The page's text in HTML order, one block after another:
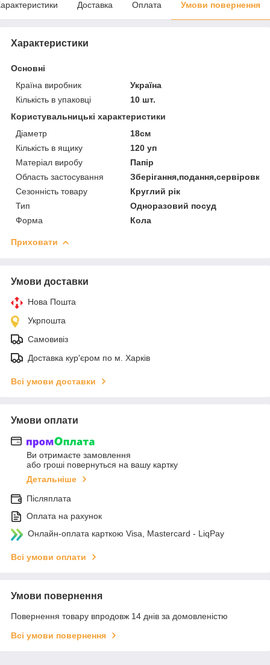
Доставка Оплата Умови повернення
Характеристики
Основні
Країна виробник
Україна
Кількість в упаковці
10 шт.
Користувальницькі характеристики
Діаметр
18см
Кількість в ящику
120 уп
Матеріал виробу
Папір
Область застосування
Зберігання,подання,сервіровка
Сезонність товару
Круглий рік
Тип
Одноразовий посуд
Форма
Кола
Приховати
Умови доставки
Нова Пошта
Укрпошта
Самовивіз
Доставка кур'єром по м. Харків
Всі умови доставки
Умови оплати
Ви отримаєте замовлення
або гроші повернуться на вашу картку
Детальніше
Післяплата
Оплата на рахунок
Онлайн-оплата карткою Visa, Mastercard - LiqPay
Всі умови оплати
Умови повернення
Повернення товару впродовж 14 днів за домовленістю
Всі умови повернення